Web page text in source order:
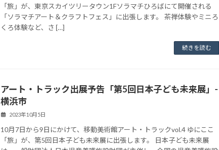
「旅」が、東京スカイツリータウン1Fソラマチひろばにて開催される
「ソラマチアート＆クラフトフェス」に出張します。 茶禅体験やミニろ
くろ体験など、さ […]
続きを読む
アート・トラック出展予告「第5回日本子ども未来展」-
横浜市
2023年10月5日
10月7日から9日にかけて、移動美術館アート・トラックvol.4 ゆにここ
「旅」が、第5回日本子ども未来展に出張します。 日本子ども未来展